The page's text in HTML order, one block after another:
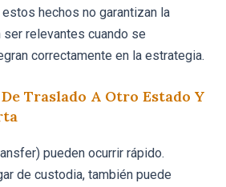
estos hechos no garantizan la
relevantes cuando se
correctamente en la estrategia.
Traslado A Otro Estado Y
pueden ocurrir rápido.
de custodia, también puede